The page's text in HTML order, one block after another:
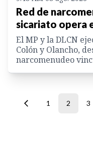
Red de
sicariato opera
El MP y la DLCN
Colón y Olancho,
narcomenudeo
1 2 3